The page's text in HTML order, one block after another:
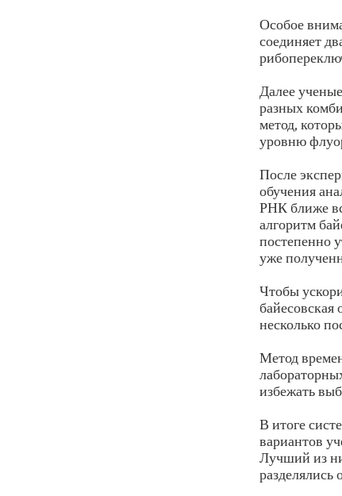
Особое
соединяет
Далее
разных
метод,
уровню
После
обучения
РНК ближе
алгоритм
постепенно
уже
Чтобы
байесовская
несколько
Метод
избежать
В итоге
вариантов
Лучший из
разделялись